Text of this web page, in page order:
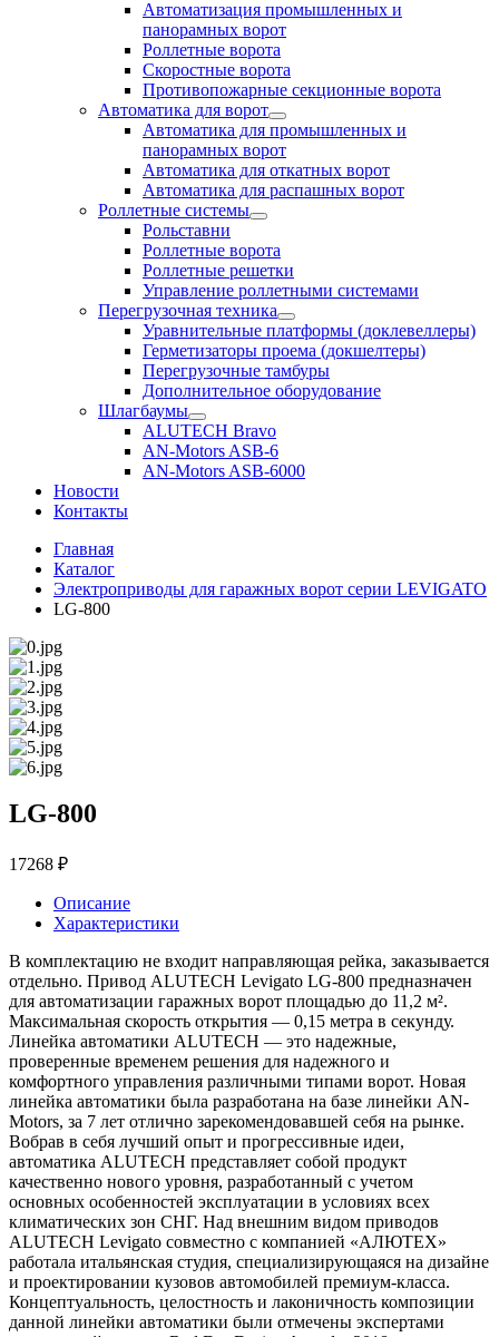
Автоматизация промышленных и
панорамных ворот
Роллетные ворота
Скоростные ворота
Противопожарные секционные ворота
Автоматика для ворот
Автоматика для промышленных и
панорамных ворот
Автоматика для откатных ворот
Автоматика для распашных ворот
Роллетные системы
Рольставни
Роллетные ворота
Роллетные решетки
Управление роллетными системами
Перегрузочная техника
Уравнительные платформы (доклевеллеры)
Герметизаторы проема (докшелтеры)
Перегрузочные тамбуры
Дополнительное оборудование
Шлагбаумы
ALUTECH Bravo
AN-Motors ASB-6
AN-Motors ASB-6000
Новости
Контакты
Главная
Каталог
Электроприводы для гаражных ворот серии LEVIGATO
LG-800
LG-800
17268 ₽
Описание
Характеристики
В комплектацию не входит направляющая рейка, заказывается
отдельно. Привод ALUTECH Levigato LG-800 предназначен
для автоматизации гаражных ворот площадью до 11,2 м².
Максимальная скорость открытия — 0,15 метра в секунду.
Линейка автоматики ALUTECH — это надежные,
проверенные временем решения для надежного и
комфортного управления различными типами ворот. Новая
линейка автоматики была разработана на базе линейки AN-
Motors, за 7 лет отлично зарекомендовавшей себя на рынке.
Вобрав в себя лучший опыт и прогрессивные идеи,
автоматика ALUTECH представляет собой продукт
качественно нового уровня, разработанный с учетом
основных особенностей эксплуатации в условиях всех
климатических зон СНГ. Над внешним видом приводов
ALUTECH Levigato совместно с компанией «АЛЮТЕХ»
работала итальянская студия, специализирующаяся на дизайне
и проектировании кузовов автомобилей премиум-класса.
Концептуальность, целостность и лаконичность композиции
данной линейки автоматики были отмечены экспертами